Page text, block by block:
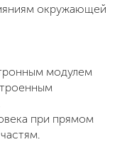
окружающей
модулем
при прямом